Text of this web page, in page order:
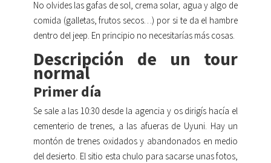
No olvides las gafas de sol, crema solar, agua y algo de
comida (galletas, frutos secos…) por si te da el hambre
dentro del jeep. En principio no necesitarías más cosas.
Descripción de un tour
normal
Primer día
Se sale a las 10:30 desde la agencia y os dirigís hacía el
cementerio de trenes, a las afueras de Uyuni. Hay un
montón de trenes oxidados y abandonados en medio
del desierto. El sitio esta chulo para sacarse unas fotos,